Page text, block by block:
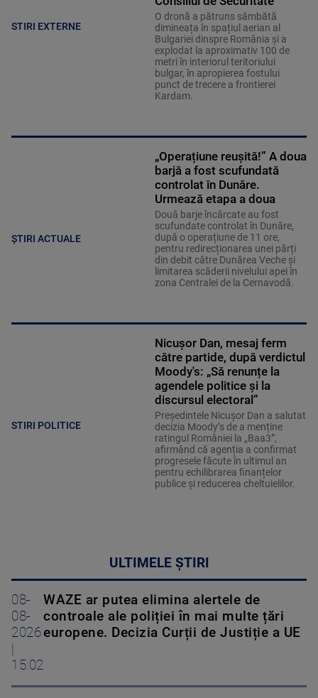
STIRI EXTERNE
O dronă a pătruns sâmbătă
dimineața în spațiul aerian al
Bulgariei dinspre România și a
explodat la aproximativ 100 de
metri în interiorul teritoriului
bulgar, în apropierea fostului
punct de trecere a frontierei
Kardam.
ȘTIRI ACTUALE
„Operațiune reușită!” A doua
barjă a fost scufundată
controlat în Dunăre.
Urmează etapa a doua
Două barje încărcate au fost
scufundate controlat în Dunăre,
după o operațiune de 11 ore,
pentru redirecționarea unei părți
din debit către Dunărea Veche și
limitarea scăderii nivelului apei în
zona Centralei de la Cernavodă.
STIRI POLITICE
Nicușor Dan, mesaj ferm
către partide, după verdictul
Moody's: „Să renunțe la
agendele politice şi la
discursul electoral”
Președintele Nicușor Dan a salutat
decizia Moody’s de a menține
ratingul României la „Baa3”,
afirmând că agenția a confirmat
progresele făcute în ultimul an
pentru echilibrarea finanțelor
publice și reducerea cheltuielilor.
ULTIMELE ȘTIRI
08-
08-
2026
15:02
WAZE ar putea elimina alertele de
controale ale poliției în mai multe țări
europene. Decizia Curții de Justiție a UE